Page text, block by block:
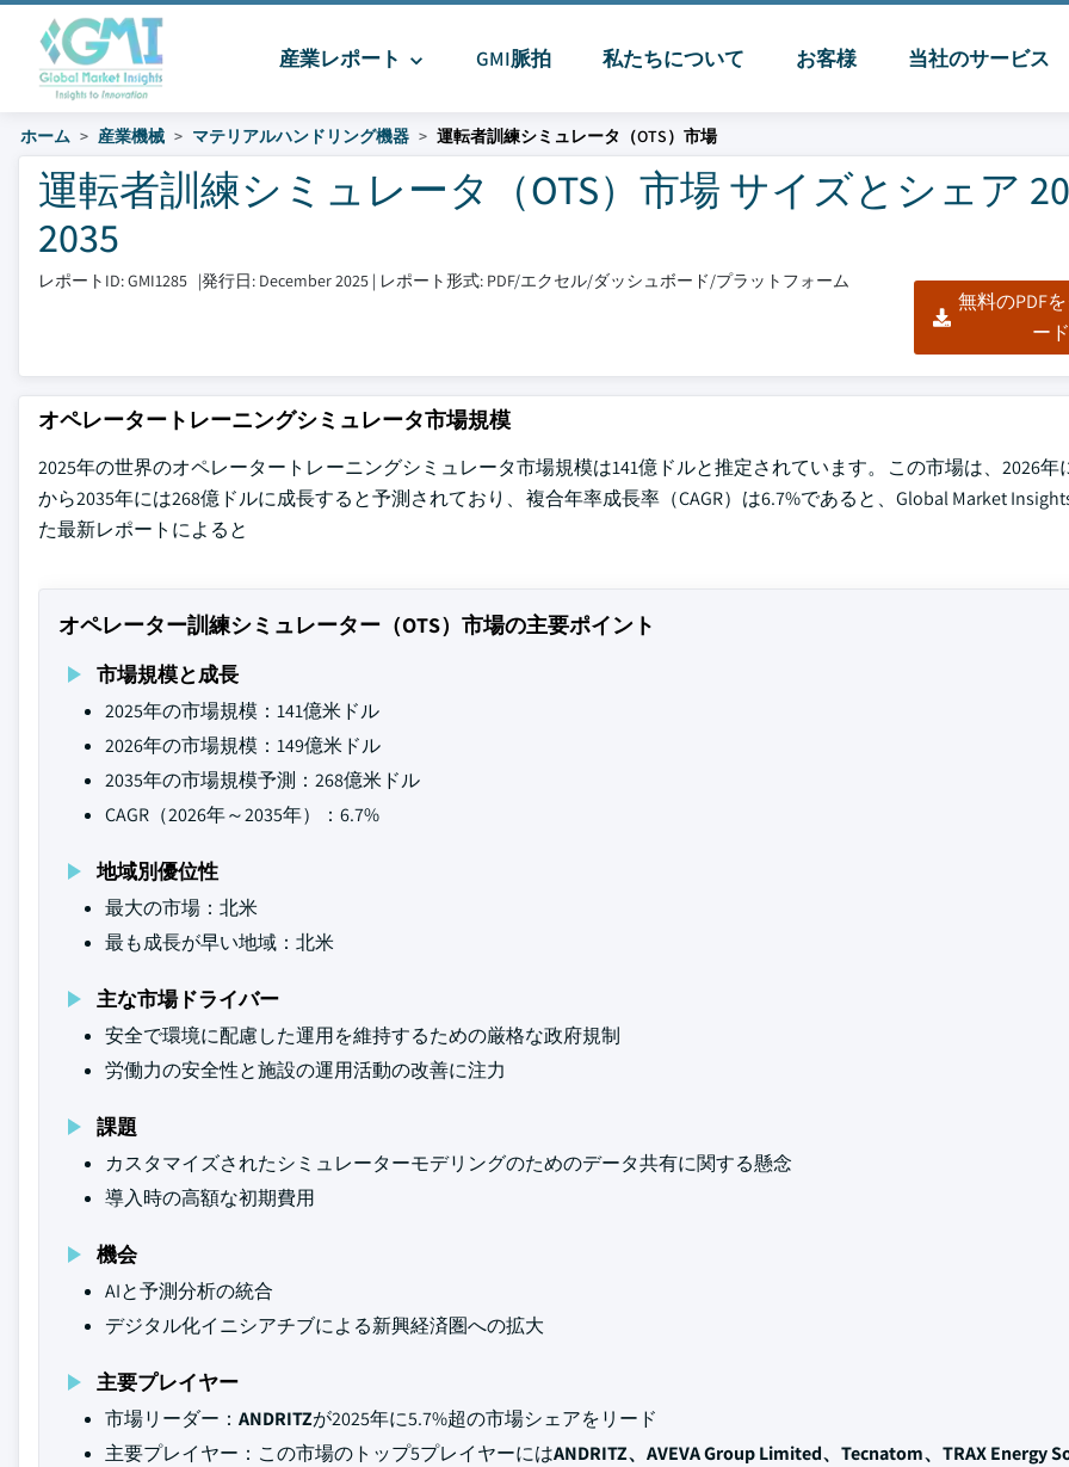
産業レポート GMI脈拍 私たちについて お客様 当社のサービス
ホーム 産業機械 マテリアルハンドリング機器 運転者訓練シミュレータ（OTS）市場
運転者訓練シミュレータ（OTS）市場 サイズとシェア
2035
レポートID: GMI1285 |発行日: December 2025 | レポート形式: PDF/エクセル/ダッシュボード/プラットフォーム
無料のPDF
ード
オペレータートレーニングシミュレータ市場規模
2025年の世界のオペレータートレーニングシミュレータ市場規模は141億ドルと推定されています。この市場は、2026年
から2035年には268億ドルに成長すると予測されており、複合年率成長率（CAGR）は6.7%であると、Global Market
た最新レポートによると
オペレーター訓練シミュレーター（OTS）市場の主要ポイント
市場規模と成長
2025年の市場規模：141億米ドル
2026年の市場規模：149億米ドル
2035年の市場規模予測：268億米ドル
CAGR（2026年～2035年）：6.7%
地域別優位性
最大の市場：北米
最も成長が早い地域：北米
主な市場ドライバー
安全で環境に配慮した運用を維持するための厳格な政府規制
労働力の安全性と施設の運用活動の改善に注力
課題
カスタマイズされたシミュレーターモデリングのためのデータ共有に関する懸念
導入時の高額な初期費用
機会
AIと予測分析の統合
デジタル化イニシアチブによる新興経済圏への拡大
主要プレイヤー
市場リーダー： ANDRITZが2025年に5.7%超の市場シェアをリード
主要プレイヤー：この市場のトップ5プレイヤーにはANDRITZ、AVEVA Group Limited、Tecnatom、TRAX Energy